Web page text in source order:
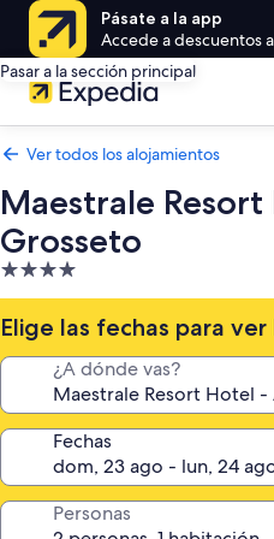
Pásate a la app
Accede a descuentos
Pasar a la sección principal
Ver todos los alojamientos
Maestrale
Grosseto
Alojamiento
de
4.0 estrellas
Elige las fechas para ver
¿A dónde vas?
Fechas
Personas